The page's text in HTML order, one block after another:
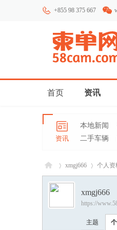
+855 98 375 667
首页 资讯
资讯
本地新闻
二手车辆
柬埔›
xmgj666 个人资
xmgj666
https://
主题